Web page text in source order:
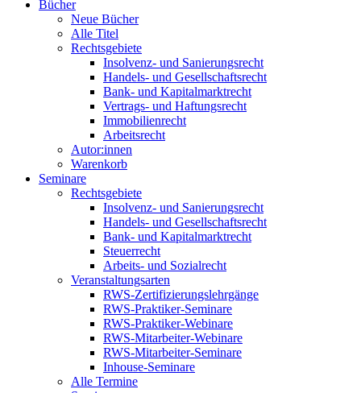
Bücher
Neue Bücher
Alle Titel
Rechtsgebiete
Insolvenz- und Sanierungsrecht
Handels- und Gesellschaftsrecht
Bank- und Kapitalmarktrecht
Vertrags- und Haftungsrecht
Immobilienrecht
Arbeitsrecht
Autor:innen
Warenkorb
Seminare
Rechtsgebiete
Insolvenz- und Sanierungsrecht
Handels- und Gesellschaftsrecht
Bank- und Kapitalmarktrecht
Steuerrecht
Arbeits- und Sozialrecht
Veranstaltungsarten
RWS-Zertifizierungslehrgänge
RWS-Praktiker-Seminare
RWS-Praktiker-Webinare
RWS-Mitarbeiter-Webinare
RWS-Mitarbeiter-Seminare
Inhouse-Seminare
Alle Termine